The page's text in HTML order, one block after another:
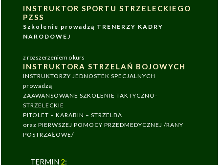
INSTRUKTOR SPORTU STRZELECKIEGO
PZSS
Szkolenie prowadzą TRENERZY KADRY
NARODOWEJ
z rozszerzeniem o kurs
INSTRUKTORA STRZELAŃ BOJOWYCH
INSTRUKTORZY JEDNOSTEK SPECJALNYCH
prowadzą
ZAAWANSOWANE SZKOLENIE TAKTYCZNO-
STRZELECKIE
PITOLET – KARABIN – STRZELBA
oraz PIERWSZEJ POMOCY PRZEDMEDYCZNEJ /RANY
POSTRZAŁOWE/
TERMIN 2: